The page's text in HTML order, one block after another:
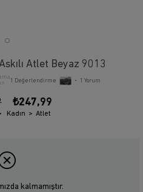
Atlet Beyaz 9013
1 Değerlendirme • 1 Yorum
₺247,99
Kadın Atlet
kalmamıştır.